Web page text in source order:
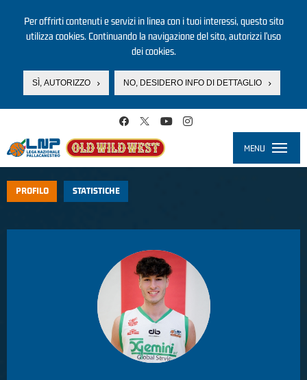
Per offrirti contenuti e servizi in linea con i tuoi interessi, questo sito
utilizza cookies. Continuando la navigazione del sito, autorizzi l’uso
dei cookies.
SÌ, AUTORIZZO NO, DESIDERO INFO DI DETTAGLIO
MENU
PROFILO STATISTICHE